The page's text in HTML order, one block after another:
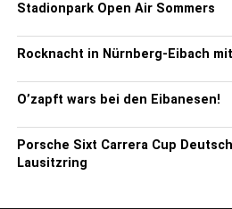
Stadionpark Open Air Sommers
Rocknacht in Nürnberg-Eibach
O’zapft wars bei den Eibanesen!
Porsche Sixt Carrera Cup
Lausitzring